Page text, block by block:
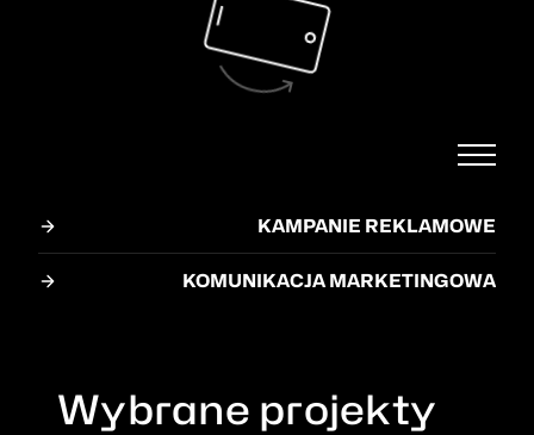
KAMPANIE REKLAMOWE
KOMUNIKACJA MARKETINGOWA
Wybrane projekty